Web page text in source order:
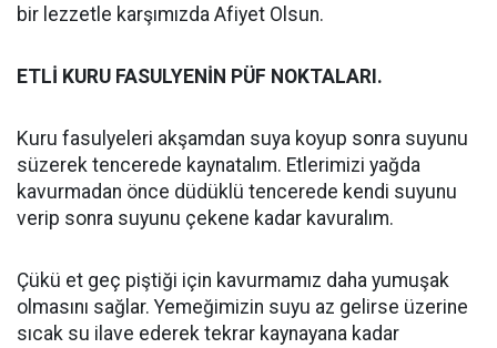
bir lezzetle karşımızda Afiyet Olsun.
ETLİ KURU FASULYENİN PÜF NOKTALARI.
Kuru fasulyeleri akşamdan suya koyup sonra suyunu
süzerek tencerede kaynatalım. Etlerimizi yağda
kavurmadan önce düdüklü tencerede kendi suyunu
verip sonra suyunu çekene kadar kavuralım.
Çükü et geç piştiği için kavurmamız daha yumuşak
olmasını sağlar. Yemeğimizin suyu az gelirse üzerine
sıcak su ilave ederek tekrar kaynayana kadar